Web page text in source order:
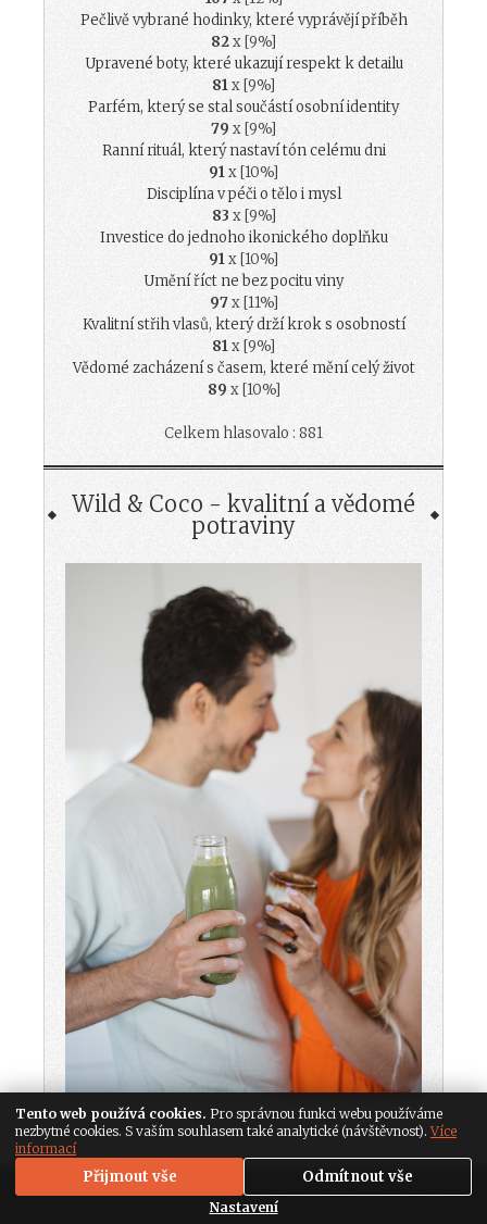
Pečlivě vybrané hodinky, které vyprávějí příběh
82x [9%]
Upravené boty, které ukazují respekt k detailu
81x [9%]
Parfém, který se stal součástí osobní identity
79 x [9%]
Ranní rituál, který nastaví tón celému dni
91x [10%]
Disciplína v péči o tělo i mysl
83 x [9%]
Investice do jednoho ikonického doplňku
91x [10%]
Umění říct ne bez pocitu viny
97x [11%]
Kvalitní střih vlasů, který drží krok s osobností
81x [9%]
Vědomé zacházení s časem, které mění celý život
89 x [10%]
Celkem hlasovalo : 881
Wild & Coco - kvalitní a vědomé
potraviny
Copyright 2026. All Rights Reserved,Media Populus|Nastavení soukromí
Tento web používá cookies. Pro správnou funkci webu používáme
nezbytné cookies. S vaším souhlasem také analytické (návštěvnost).Více
informací
Přijmout vše Odmítnout vše
Nastavení